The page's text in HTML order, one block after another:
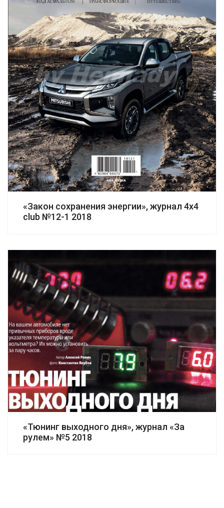
«Закон сохранения энергии», журнал 4x4
club №12-1 2018
«Тюнинг выходного дня», журнал «За
рулем» №5 2018